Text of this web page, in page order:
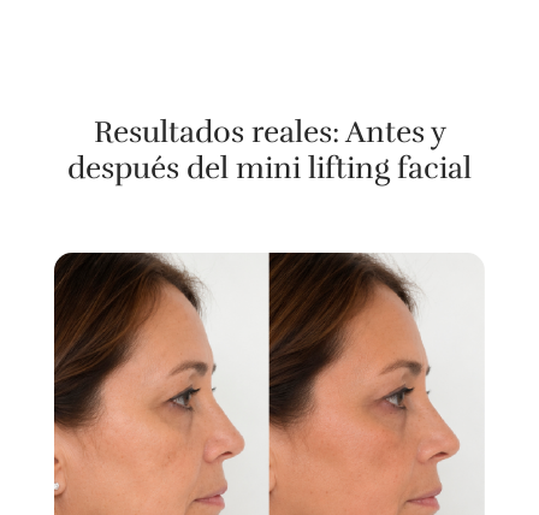
Resultados reales: Antes y
después del mini lifting facial